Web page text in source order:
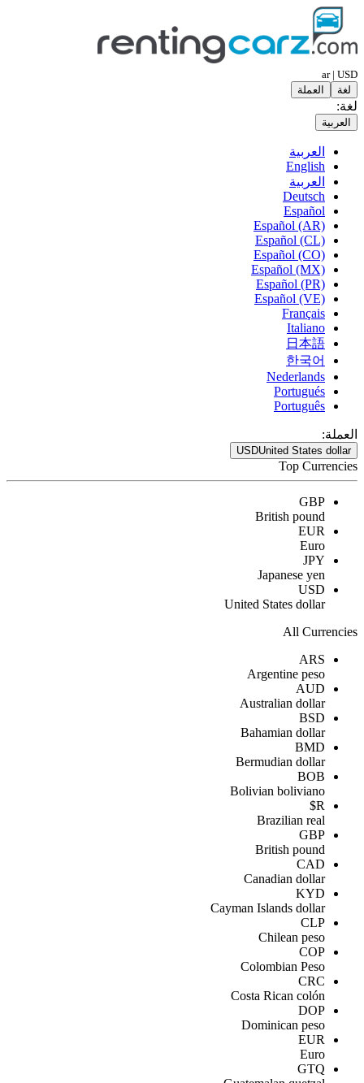
ar | USD
لغة
العملة
لغة:
العربية
العربية
English
العربية
Deutsch
Español
Español (AR)
Español (CL)
Español (CO)
Español (MX)
Español (PR)
Español (VE)
Français
Italiano
日本語
한국어
Nederlands
Portugués
Português
العملة:
USDUnited States dollar
Top Currencies
GBP
British pound
EUR
Euro
JPY
Japanese yen
USD
United States dollar
All Currencies
ARS
Argentine peso
AUD
Australian dollar
BSD
Bahamian dollar
BMD
Bermudian dollar
BOB
Bolivian boliviano
R$
Brazilian real
GBP
British pound
CAD
Canadian dollar
KYD
Cayman Islands dollar
CLP
Chilean peso
COP
Colombian Peso
CRC
Costa Rican colón
DOP
Dominican peso
EUR
Euro
GTQ